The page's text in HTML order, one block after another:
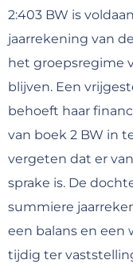
2:403 BW is
jaarrekening van
het groepsregime
blijven. Een
behoeft haar
van boek 2 BW in
vergeten dat er
sprake is. De
summiere
een balans en een
tijdig ter